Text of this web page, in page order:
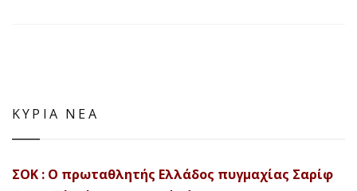
ΚΥΡΙΑ ΝΕΑ
ΣΟΚ : Ο πρωταθλητής Ελλάδος πυγμαχίας Σαρίφ